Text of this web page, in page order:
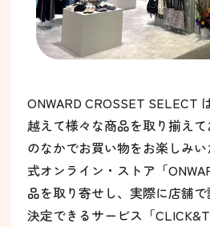
ONWARD CROSSET SELECT
越えて様々な商品を取り揃え
のなかでお買い物をお楽しみ
式オンライン・ストア「
品を取り寄せし、実際に店舗
決定できるサービス「